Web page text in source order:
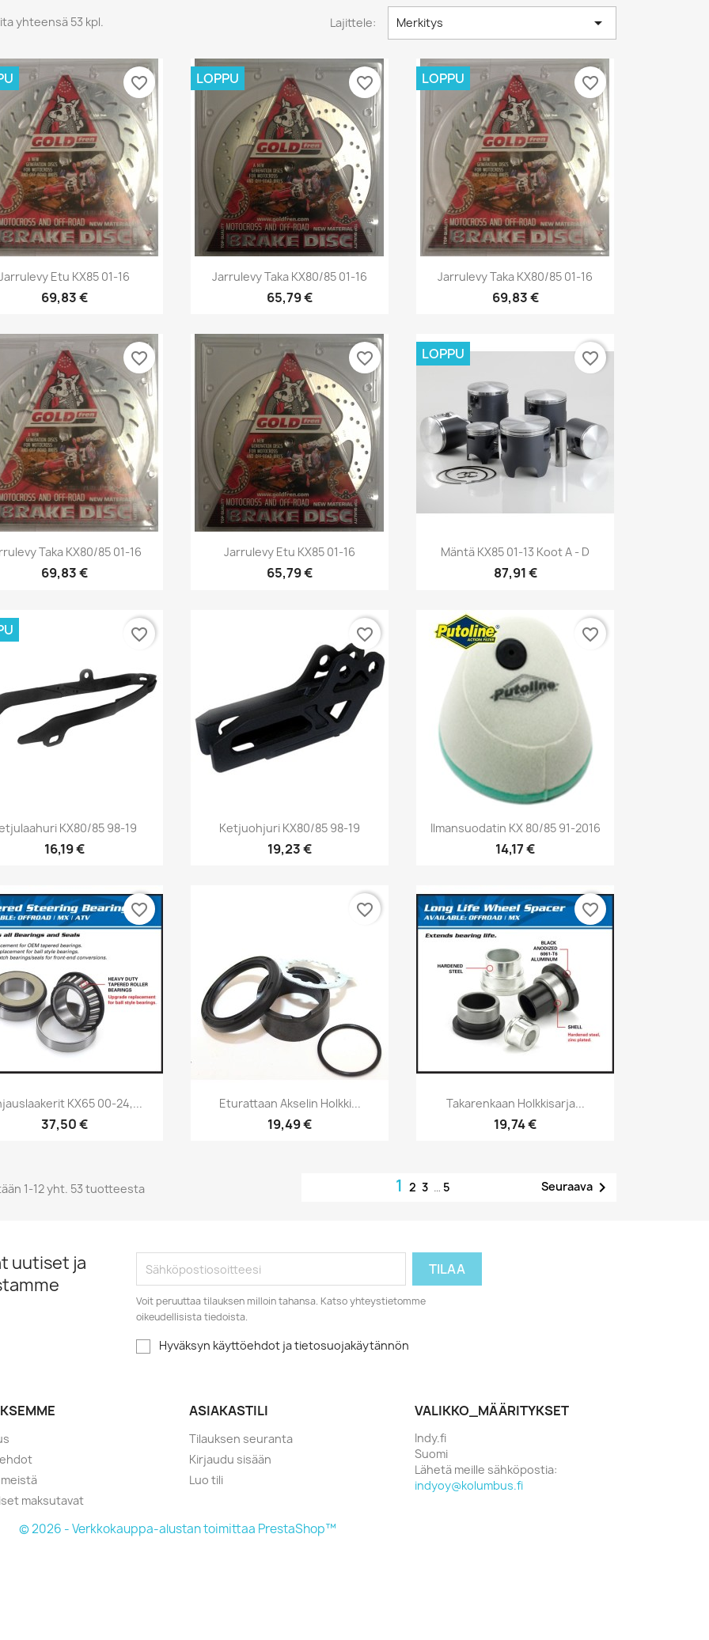
yhteensä 53 kpl. Lajittele: Merkitys 
Pikakatselu
Etu KX85 01-16
69,83 €
favorite_border
Pikakatselu
Jarrulevy Taka KX80/85 01-16
65,79 €
LOPPU favorite_border
Pikakatselu
Jarrulevy Taka KX80/85 01-16
69,83 €
LOPPU favorite_border
Pikakatselu
Taka KX80/85 01-16
69,83 €
favorite_border
Pikakatselu
Jarrulevy Etu KX85 01-16
65,79 €
favorite_border
Pikakatselu
Mäntä KX85 01-13 Koot A - D
87,91 €
LOPPU favorite_border
Pikakatselu
KX80/85 98-19
16,19 €
favorite_border
Pikakatselu
Ketjuohjuri KX80/85 98-19
19,23 €
favorite_border
Pikakatselu
Ilmansuodatin KX 80/85 91-2016
14,17 €
favorite_border
Pikakatselu
KX65 00-24,...
37,50 €
favorite_border
Pikakatselu
Eturattaan Akselin Holkki...
19,49 €
favorite_border
Pikakatselu
Takarenkaan Holkkisarja...
19,74 €
favorite_border
1-12 yht. 53 tuotteesta 123 … 5 Seuraava
uutiset ja
Voit peruuttaa tilauksen milloin tahansa. Katso yhteystietomme
oikeudellisista tiedoista.
Hyväksyn käyttöehdot ja tietosuojakäytännön
maksutavat
ASIAKASTILI
Tilauksen seuranta
Kirjaudu sisään
Luo tili
VALIKKO_MÄÄRITYKSET
Indy.fi
Suomi
Lähetä meille sähköpostia:
indyoy@kolumbus.fi
© 2026 - Verkkokauppa-alustan toimittaa PrestaShop™